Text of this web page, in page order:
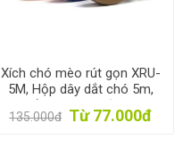
Xích chó mèo rút gọn XRU-
5M, Hộp dây dắt chó 5m,
dây dắt chó mèo đi dạo có
khóa
135.000đ Từ 77.000đ